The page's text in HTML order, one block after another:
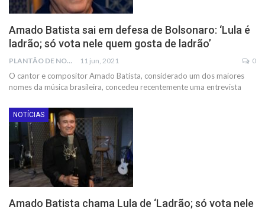
Amado Batista sai em defesa de Bolsonaro: ‘Lula é
ladrão; só vota nele quem gosta de ladrão’
PLANTÃO DE NOTÍCIAS 11 jun, 2021 0
O cantor e compositor Amado Batista, considerado um dos maiores
nomes da música brasileira, concedeu recentemente uma entrevista
NOTÍCIAS
Amado Batista chama Lula de ‘Ladrão; só vota nele